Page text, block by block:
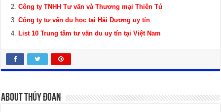
Công ty TNHH Tư vấn và Thương mại Thiên Tú
Công ty tư vấn du học tại Hải Dương uy tín
List 10 Trung tâm tư vấn du uy tín tại Việt Nam
About Thúy Đoan